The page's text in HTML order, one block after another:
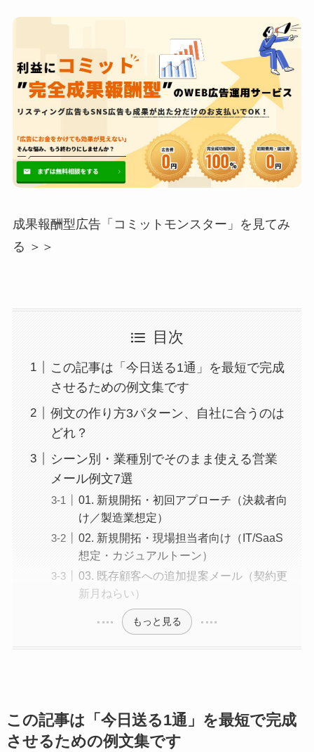
成果報酬型広告「コミットモンスター」を見てみ
る ＞＞
目次
この記事は「今日送る1通」を最短で完成
させるための例文集です
例文の作り方3パターン、自社に合うのは
どれ？
シーン別・業種別でそのまま使える営業
メール例文7選
01. 新規開拓・初回アプローチ（決裁者向
け／製造業想定）
02. 新規開拓・現場担当者向け（IT/SaaS
想定・カジュアルトーン）
03. 既存顧客への追加提案メール（契約更
新月ねらい）
もっと見る
この記事は「今日送る1通」を最短で完成
させるための例文集です